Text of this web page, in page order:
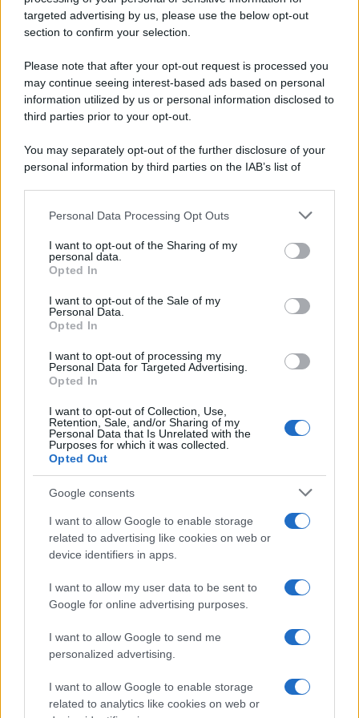
targeted advertising by us, please use the below opt-out
section to confirm your selection.
Please note that after your opt-out request is processed you
may continue seeing interest-based ads based on personal
information utilized by us or personal information disclosed to
third parties prior to your opt-out.
You may separately opt-out of the further disclosure of your
personal information by third parties on the IAB’s list of
This information may also be disclosed by us to third parties
disclose it to other third parties.
Please note that this website/app uses one or more Google
services and may gather and store information including but
not limited to your visit or usage behaviour. You may click to
grant or deny consent to Google and its third-party tags to
consent section.
Personal Data Processing Opt Outs
I want to opt-out of the Sharing of my
personal data.
Opted In
I want to opt-out of the Sale of my
Personal Data.
Opted In
I want to opt-out of processing my
Personal Data for Targeted Advertising.
Opted In
I want to opt-out of Collection, Use,
Retention, Sale, and/or Sharing of my
Personal Data that Is Unrelated with the
Purposes for which it was collected.
Opted Out
Google consents
I want to allow Google to enable storage
related to advertising like cookies on web or
device identifiers in apps.
I want to allow my user data to be sent to
Google for online advertising purposes.
I want to allow Google to send me
personalized advertising.
I want to allow Google to enable storage
related to analytics like cookies on web or
che si prepara senza accendere il forno
Le ricette di GnamGnam by Elena Amatucci
Le immagini e i testi pubblicati in questo sito sono di
proprietà dell'autrice Elena Amatucci e sono protetti dalla
legge sul diritto d'autore n. 633/1941 e successive modifiche.
Ricette popolari
Pasta sfoglia